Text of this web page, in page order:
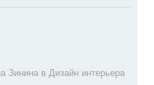
Зинина в Дизайн интерьера